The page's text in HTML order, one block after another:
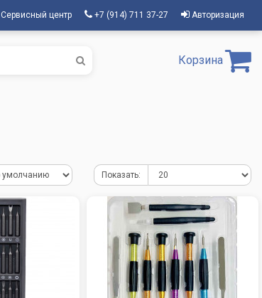
Сервисный центр +7 (914) 711 37-27 Авторизация
Корзина
Показать: